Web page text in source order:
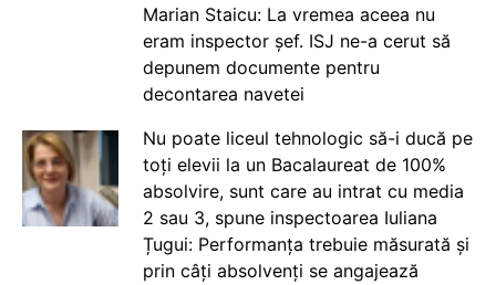
Marian Staicu: La vremea aceea nu
eram inspector șef. ISJ ne-a cerut să
depunem documente pentru
decontarea navetei
Nu poate liceul tehnologic să-i ducă pe
toți elevii la un Bacalaureat de 100%
absolvire, sunt care au intrat cu media
2 sau 3, spune inspectoarea Iuliana
Țugui: Performanța trebuie măsurată și
prin câți absolvenți se angajează